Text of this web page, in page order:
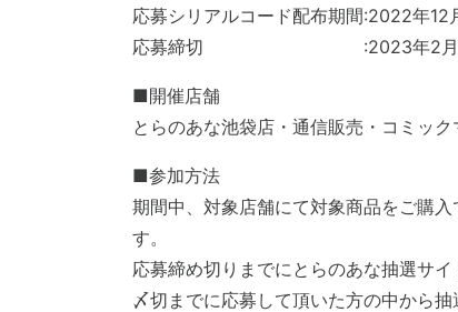
応募シリアルコード配布期間:2022年12
応募締切 :2023年2月12日
■開催店舗
とらのあな池袋店・通信販売・コミック
■参加方法
期間中、対象店舗にて対象商品をご購
す。
応募締め切りまでにとらのあな抽選サイ
〆切までに応募して頂いた方の中から